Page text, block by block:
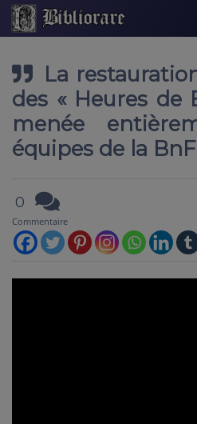
La
des « Heures de
menée
équipes de la
0
Commentaire